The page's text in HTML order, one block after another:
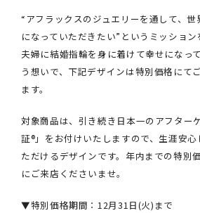
“アフラックスのジュエリーを通して、
になっていただきたい”というミッショ
夫婦に結婚指輪を身に着けて幸せになっ
う想いで、下記デザインは特別価格にて
ます。
対象商品は、引き続き日本一のアフター
証®」をお付けいたしますので、生涯安
ただけるデザインです。年内までの特別
にご来店くださいませ。
▼特別価格期間：12月31日(火)まで